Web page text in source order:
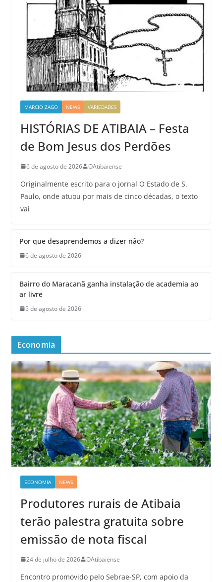
MARCIO ZAGO NEWS VARIEDADES
HISTÓRIAS DE ATIBAIA – Festa
de Bom Jesus dos Perdões
6 de agosto de 2026 OAtibaiense
Originalmente escrito para o jornal O Estado de S.
Paulo, onde atuou por mais de cinco décadas, o texto
vai
Por que desaprendemos a dizer não?
6 de agosto de 2026
Bairro do Maracanã ganha instalação de academia ao
ar livre
5 de agosto de 2026
Economia
ECONOMIA NEWS
Produtores rurais de Atibaia
terão palestra gratuita sobre
emissão de nota fiscal
24 de julho de 2026 OAtibaiense
Encontro promovido pelo Sebrae-SP, com apoio da